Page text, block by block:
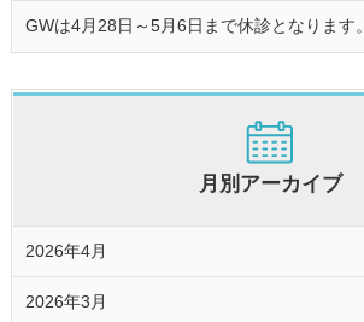
GWは4月28日～5月6日まで休診となります。
月別アーカイブ
2026年4月
2026年3月